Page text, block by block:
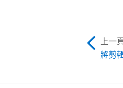
上一
將剪